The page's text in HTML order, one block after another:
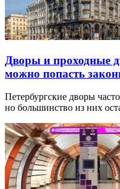
Дворы и проходные
можно попасть
Петербургские дворы
но большинство из них